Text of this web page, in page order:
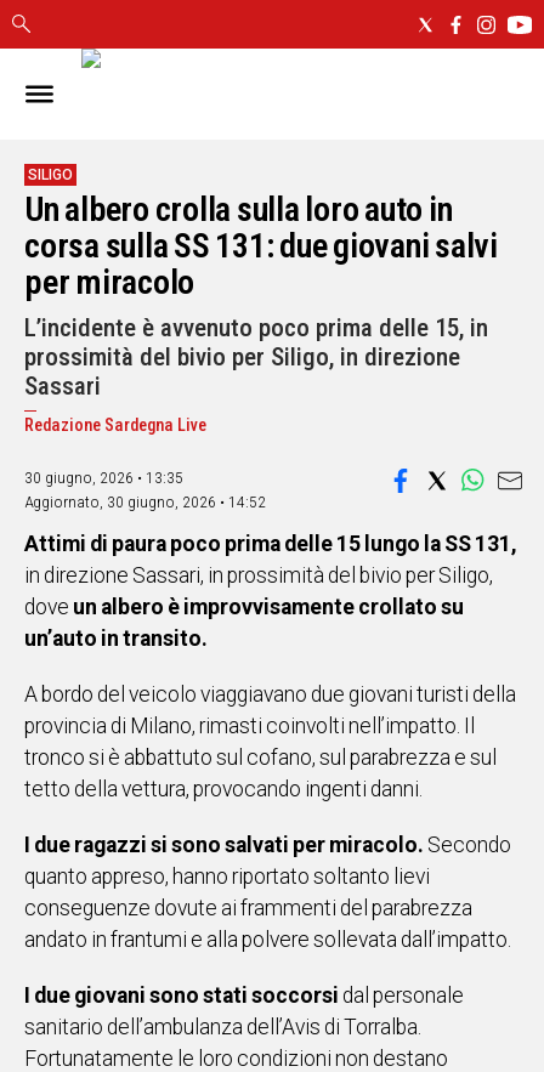
IN
CAGLIARI
SASSARI
NUORO
ORISTANO
SULCIS
GALLURA
OGLIASTRA
MEDIO
CAMPIDANO
ALTRE
NOTIZIE
POLITICA
IN
ITALIA
NEL
SPORT
EVENTI
STORIE
Vai
AL CANALE
WHATSAPP
SILIGO
Un albero crolla sulla loro auto in
corsa sulla SS 131: due giovani salvi
per miracolo
L’incidente è avvenuto poco prima delle 15, in
prossimità del bivio per Siligo, in direzione
Sassari
Redazione Sardegna Live
30 giugno, 2026 • 13:35
Aggiornato, 30 giugno, 2026 • 14:52
Attimi di paura poco prima delle 15 lungo la SS 131,
in direzione Sassari, in prossimità del bivio per Siligo,
dove un albero è improvvisamente crollato su
un’auto in transito.
A bordo del veicolo viaggiavano due giovani turisti della
provincia di Milano, rimasti coinvolti nell’impatto. Il
tronco si è abbattuto sul cofano, sul parabrezza e sul
tetto della vettura, provocando ingenti danni.
I due ragazzi si sono salvati per miracolo. Secondo
quanto appreso, hanno riportato soltanto lievi
conseguenze dovute ai frammenti del parabrezza
andato in frantumi e alla polvere sollevata dall’impatto.
I due giovani sono stati soccorsi dal personale
sanitario dell’ambulanza dell’Avis di Torralba.
Fortunatamente le loro condizioni non destano